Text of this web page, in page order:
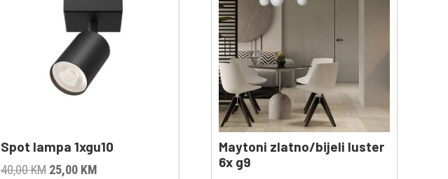
Spot lampa 1xgu10
40,00KM Original
25,00 KMCurrent
Maytoni zlatno/bijeli luster
6x g9